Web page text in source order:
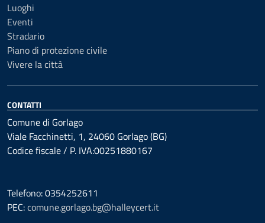
Luoghi
Eventi
Stradario
Piano di protezione civile
Vivere la città
CONTATTI
Comune di Gorlago
Viale Facchinetti, 1, 24060 Gorlago (BG)
Codice fiscale / P. IVA:00251880167
Telefono: 0354252611
PEC:comune.gorlago.bg@halleycert.it